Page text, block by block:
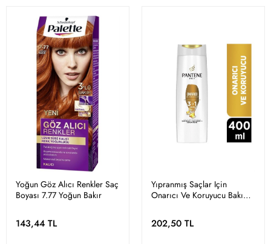
Yoğun Göz Alıcı Renkler Saç
Boyası 7.77 Yoğun Bakır
143,44 TL
Yıpranmış Saçlar Için
Onarıcı Ve Koruyucu Bakım
202,50 TL